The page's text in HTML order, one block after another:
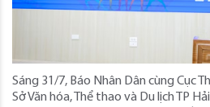
Sáng 31/7, Báo Nhân Dân cùng Cục
Sở Văn hóa, Thể thao và Du lịch TP